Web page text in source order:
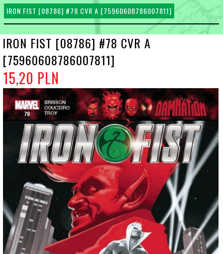
IRON FIST [08786] #78 CVR A [75960608786007811]
IRON FIST [08786] #78 CVR A
[75960608786007811]
15,20 PLN